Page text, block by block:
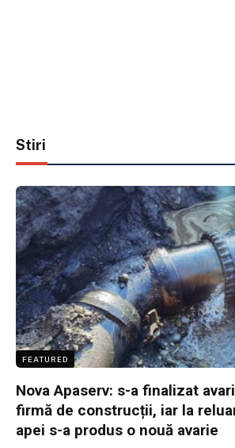
Stiri
FEATURED
Nova Apaserv: s-a finalizat
firmă de construcții, iar la
apei s-a produs o nouă avarie